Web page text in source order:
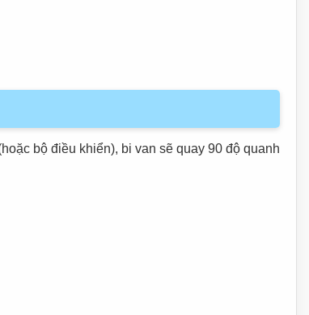
bộ điều khiển), bi van sẽ quay 90 độ quanh